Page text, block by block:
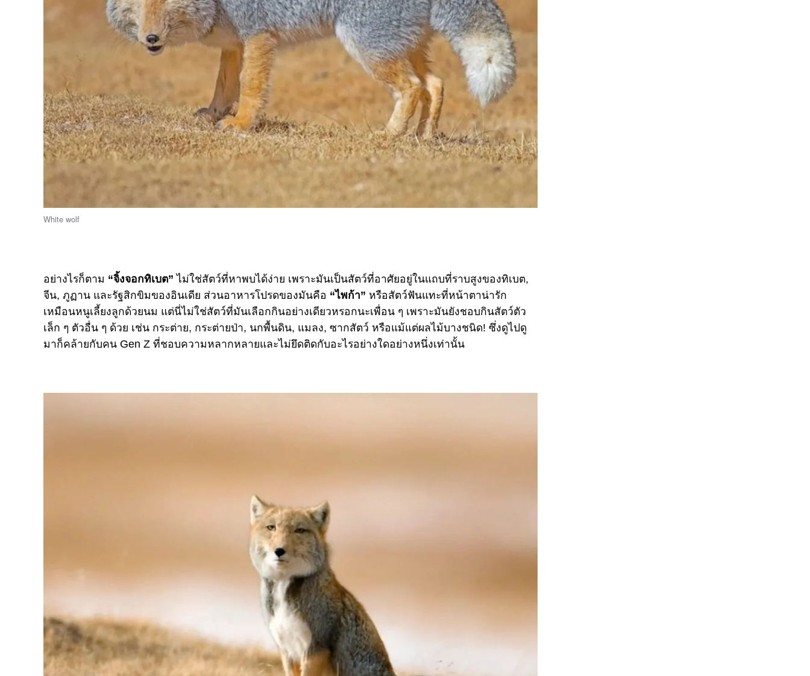
White wolf
อย่างไรก็ตาม “จิ้งจอกทิเบต” ไม่ใช่สัตว์ที่หาพบได้ง่าย เพราะมันเป็นสัตว์ที่อาศัยอยู่ในแถบที่ราบสูงของทิเบต,
จีน, ภูฏาน และรัฐสิกขิมของอินเดีย ส่วนอาหารโปรดของมันคือ “ไพก้า” หรือสัตว์ฟันแทะที่หน้าตาน่ารัก
เหมือนหนูเลี้ยงลูกด้วยนม แต่นี่ไม่ใช่สัตว์ที่มันเลือกกินอย่างเดียวหรอกนะเพื่อน ๆ เพราะมันยังชอบกินสัตว์ตัว
เล็ก ๆ ตัวอื่น ๆ ด้วย เช่น กระต่าย, กระต่ายป่า, นกพื้นดิน, แมลง, ซากสัตว์ หรือแม้แต่ผลไม้บางชนิด! ซึ่งดูไปดู
มาก็คล้ายกับคน Gen Z ที่ชอบความหลากหลายและไม่ยึดติดกับอะไรอย่างใดอย่างหนึ่งเท่านั้น